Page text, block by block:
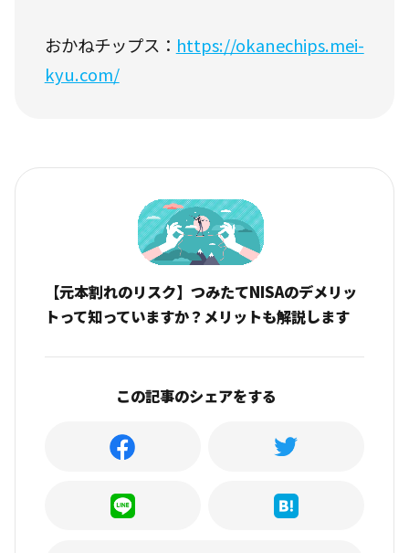
おかねチップス： https://okanechips.mei-
kyu.com/
【元本割れのリスク】つみたてNISAのデメリッ
トって知っていますか？メリットも解説します
この記事のシェアをする